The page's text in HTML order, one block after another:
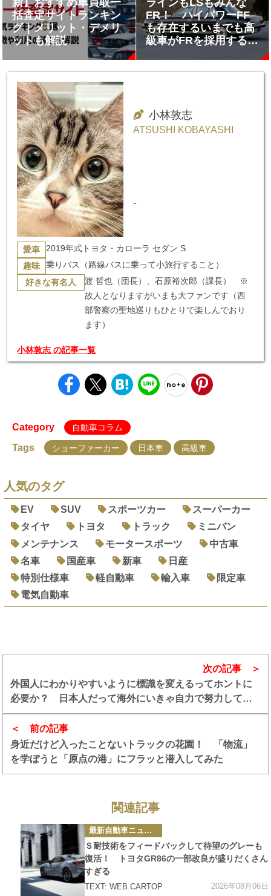
新】おすすめ車買取一
括査定サイトランキン
グ｜メリット・デメリ
ットも解説
ラインもLSもみんな
FR！ ハイパワーFF
も存在するいまでも高
級車がFRを採用する理
小林敦志
ATSUSHI KOBAYASHI
-
愛車 2019年式トヨタ・カローラ セダン S
趣味 乗りバス（路線バスに乗って小旅行すること）
好きな有名人
渡 哲也（団長）、石原裕次郎（課長） ※
故人となりますがいまも大ファンです（西
部警察の聖地巡りもひとりで楽しんでおり
ます）
小林敦志 の記事一覧
Category 自動車コラム
Tags ショーファーカー 日本車 高級車
人気のタグ
EV SUV スポーツカー
スーパーカー
タイヤ
トヨタ トラック
ミニバン
メンテナンス
モータースポーツ
中古車
名車
国産車 新車
日産
特別仕様車
軽自動車 輸入車
限定車
電気自動車
前の記事
身近だけど入ったことないトラックの花園！ 「物流」
を学ぼうと「原点の港」にフラッと潜入してみた
次の記事
外国人にわかりやすいように標識を変えるってホントに
必要か？ 日本人だって海外にいきゃ自力で努力してる
だろ
関連記事
カ
テ
ゴ
リ
ー
最新自動車ニュース
Ｓ耐技術をフィードバックして待望のグレーも
復活！ トヨタGR86の一部改良が盛りだくさん
すぎる
TEXT: WEB CARTOP 2026年08月06日